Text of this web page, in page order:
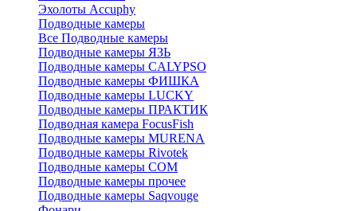
Эхолоты Accuphy
Подводные камеры
Все Подводные камеры
Подводные камеры ЯЗЬ
Подводные камеры CALYPSO
Подводные камеры ФИШКА
Подводные камеры LUCKY
Подводные камеры ПРАКТИК
Подводная камера FocusFish
Подводные камеры MURENA
Подводные камеры Rivotek
Подводные камеры СОМ
Подводные камеры прочее
Подводные камеры Saqvouge